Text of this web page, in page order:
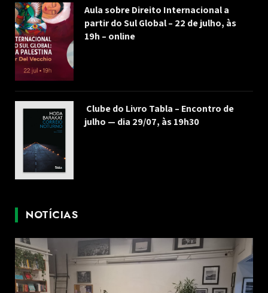
Aula sobre Direito Internacional a
partir do Sul Global – 22 de julho, às
19h – online
Clube do Livro Tabla – Encontro de
julho — dia 29/07, às 19h30
NOTÍCIAS